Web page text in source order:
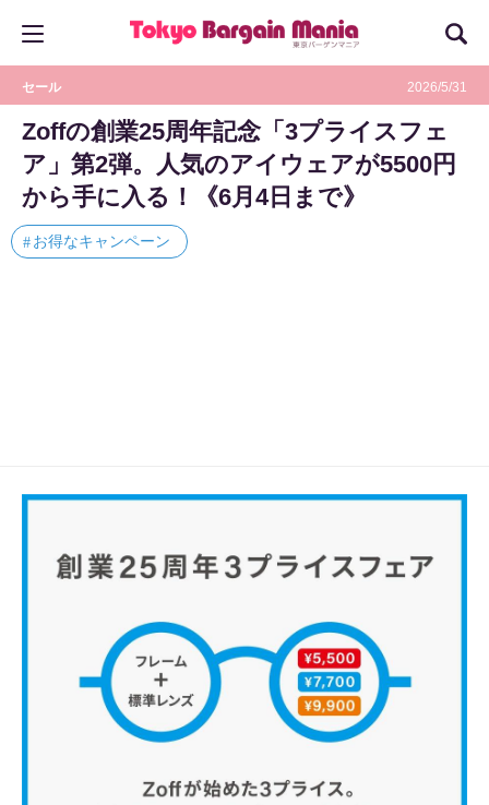
セール 2026/5/31
Zoffの創業25周年記念「3プライスフェ
ア」第2弾。人気のアイウェアが5500円
から手に入る！《6月4日まで》
お得なキャンペーン